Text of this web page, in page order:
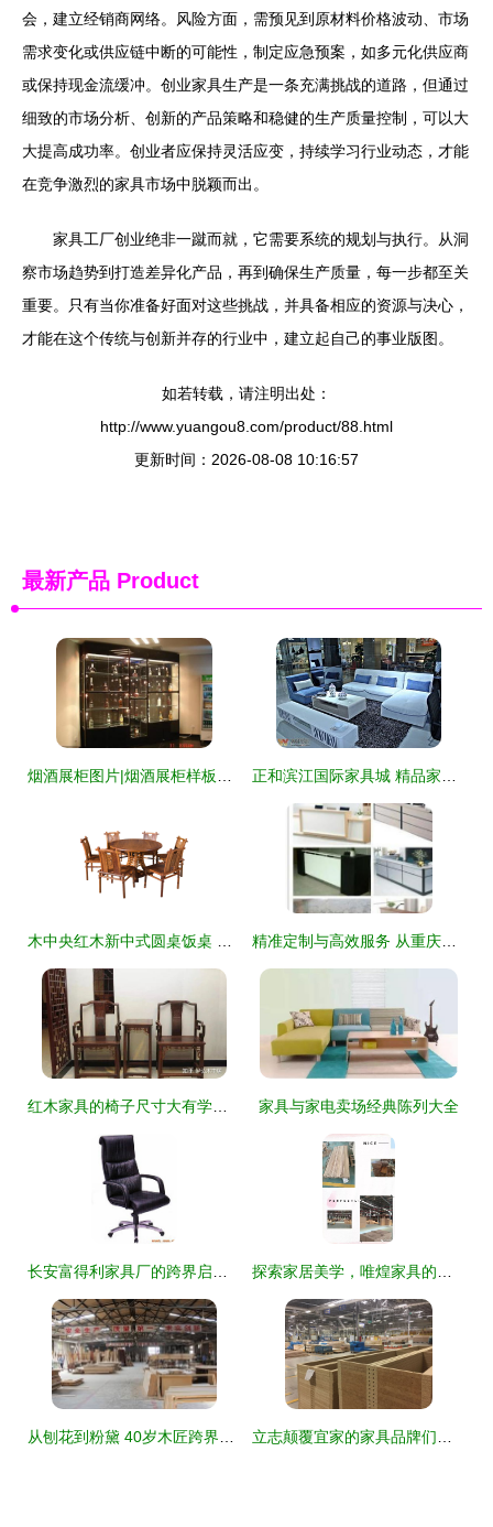
会，建立经销商网络。风险方面，需预见到原材料价格波动、市场
需求变化或供应链中断的可能性，制定应急预案，如多元化供应商
或保持现金流缓冲。创业家具生产是一条充满挑战的道路，但通过
细致的市场分析、创新的产品策略和稳健的生产质量控制，可以大
大提高成功率。创业者应保持灵活应变，持续学习行业动态，才能
在竞争激烈的家具市场中脱颖而出。
家具工厂创业绝非一蹴而就，它需要系统的规划与执行。从洞
察市场趋势到打造差异化产品，再到确保生产质量，每一步都至关
重要。只有当你准备好面对这些挑战，并具备相应的资源与决心，
才能在这个传统与创新并存的行业中，建立起自己的事业版图。
如若转载，请注明出处：
http://www.yuangou8.com/product/88.html
更新时间：2026-08-08 10:16:57
最新产品 Product
家具与家电卖场经典陈列大全